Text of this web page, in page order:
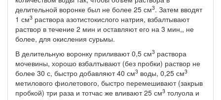
делительной воронке был не более 25 см3. Затем вводят
1 см3 раствора азотистокислого натрия, взбалтывают
раствор в течение 2 мин и оставляют его на 3 мин,, не
более, для окисления сурьмы.
В делительную воронку приливают 0,5 см3 раствора
мочевины, хорошо взбалтывают (без пробки) раствор не
более 30 с, быстро добавляют 40 см3 воды, 0,25 см3
метилового фиолетового, быстро перемешивают (закрыв
пробкой) три раза и тотчас же вливают 25 см3 толуола и